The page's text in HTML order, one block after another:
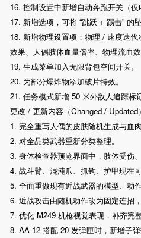
16. 控制设置中新增自动奔跑开关（仅
17. 新增选项，可将 “跳跃 + 踢击” 的
18. 新增物理设置项：物理 / 速度迭
效果、人偶肢体血量倍率、物理流血效
19. 生成菜单加入无限背包空间开关。
20. 为部分爆炸物添加破片特效。
21. 任务模式新增 50 米外敌人追踪标记
更改 / 更新内容（Changed / Updated）
1. 完全重写人偶的皮肤随机生成与血肉
2. 对全品类武器重新分类整理。
3. 身体检查器预览界面中，肢体受伤
4. 战斗臂、混沌爪、抓钩、护甲现在
5. 全面重做现有近战武器的模型、动作
6. 近战攻击由随机动作改为固定连招
7. 优化 M249 机枪视觉表现，补齐完
8. AA-12 搭配 20 发弹匣时，新增子弹